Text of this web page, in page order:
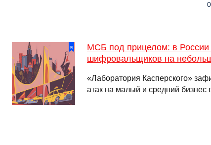
МСБ под прицелом: в России
шифровальщиков на
«Лаборатория Касперского»
атак на малый и средний